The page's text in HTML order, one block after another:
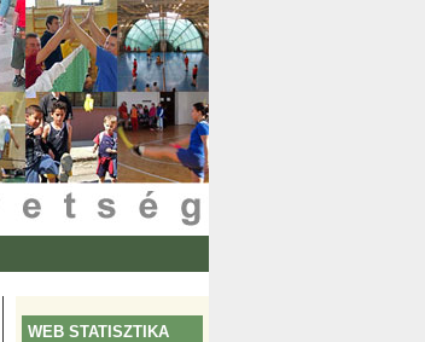
WEB STATISZTIKA